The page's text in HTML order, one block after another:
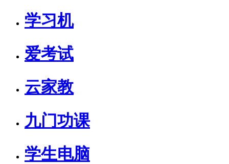
学习机
爱考试
云家教
九门功课
学生电脑